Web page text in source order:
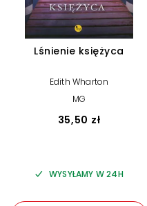
Lśnienie księżyca
Edith Wharton
MG
35,50 zł
WYSYŁAMY W 24H